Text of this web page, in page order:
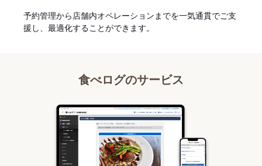
予約管理から店舗内オペレーションまでを一気通貫でご支
援し、最適化することができます。
食べログのサービス